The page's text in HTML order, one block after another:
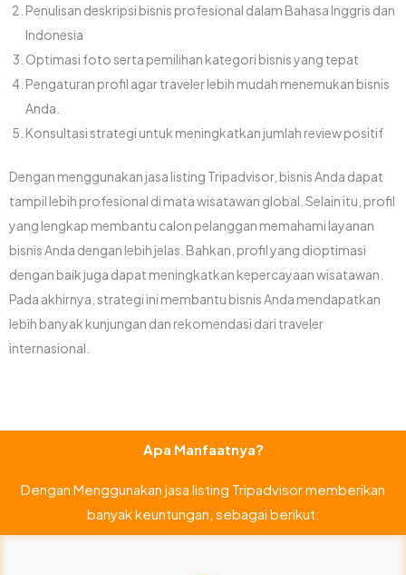
Penulisan deskripsi bisnis profesional dalam Bahasa Inggris dan
Indonesia
Optimasi foto serta pemilihan kategori bisnis yang tepat
Pengaturan profil agar traveler lebih mudah menemukan bisnis
Anda.
Konsultasi strategi untuk meningkatkan jumlah review positif
Dengan menggunakan jasa listing Tripadvisor, bisnis Anda dapat
tampil lebih profesional di mata wisatawan global. Selain itu, profil
yang lengkap membantu calon pelanggan memahami layanan
bisnis Anda dengan lebih jelas. Bahkan, profil yang dioptimasi
dengan baik juga dapat meningkatkan kepercayaan wisatawan.
Pada akhirnya, strategi ini membantu bisnis Anda mendapatkan
lebih banyak kunjungan dan rekomendasi dari traveler
internasional.
Apa Manfaatnya?
Dengan Menggunakan jasa listing Tripadvisor memberikan
banyak keuntungan, sebagai berikut: